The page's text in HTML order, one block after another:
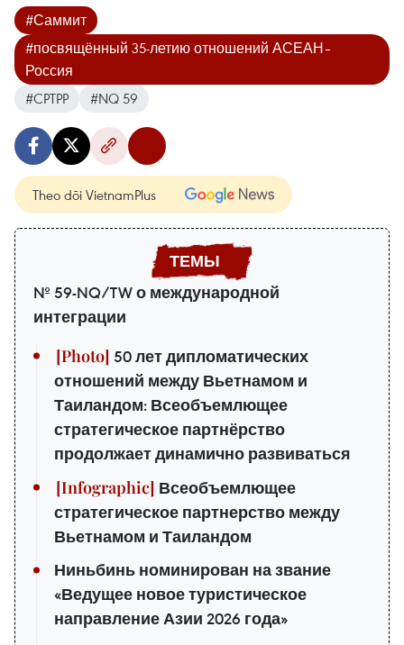
#Саммит
#посвящённый 35-летию отношений АСЕАН–
Россия
#CPTPP
#NQ 59
Theo dõi VietnamPlus
№ 59-NQ/TW о международной
интеграции
50 лет дипломатических
отношений между Вьетнамом и
Таиландом: Всеобъемлющее
стратегическое партнёрство
продолжает динамично развиваться
Всеобъемлющее
стратегическое партнерство между
Вьетнамом и Таиландом
Ниньбинь номинирован на звание
«Ведущее новое туристическое
направление Азии 2026 года»